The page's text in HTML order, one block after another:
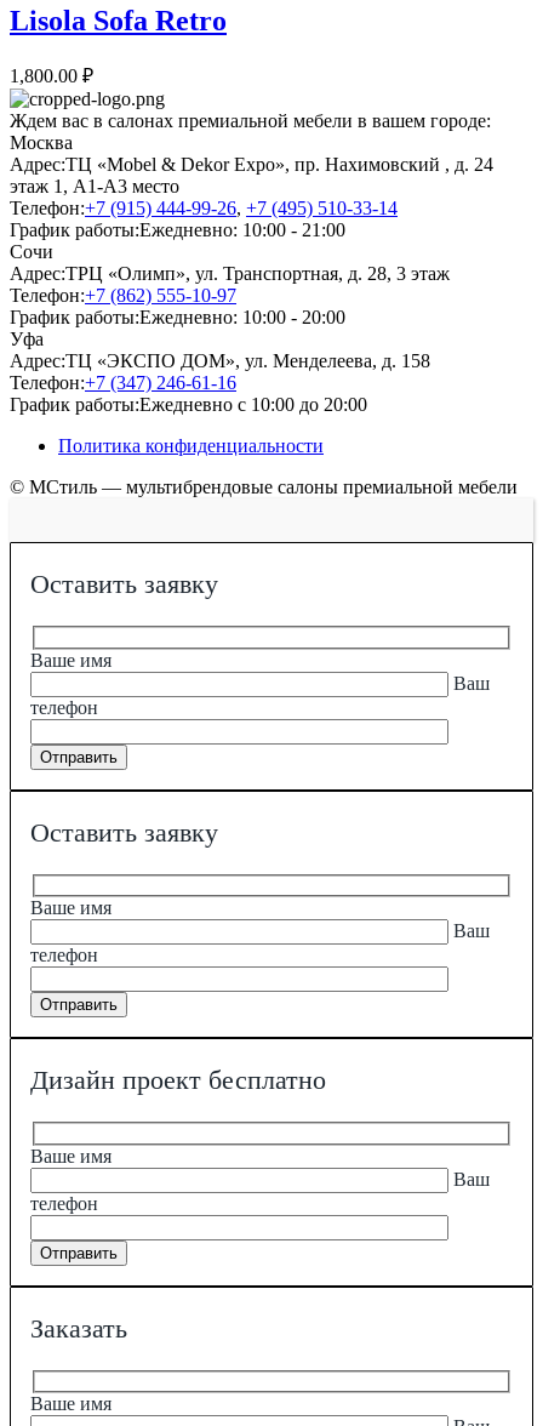
Lisola Sofa Retro
1,800.00 ₽
Ждем вас в салонах премиальной мебели в вашем городе:
Москва
Адрес:ТЦ «Mobel & Dekor Expo», пр. Нахимовский , д. 24
этаж 1, А1-А3 место
Телефон:+7 (915) 444-99-26, +7 (495) 510-33-14
График работы:Ежедневно: 10:00 - 21:00
Сочи
Адрес:ТРЦ «Олимп», ул. Транспортная, д. 28, 3 этаж
Телефон:+7 (862) 555-10-97
График работы:Ежедневно: 10:00 - 20:00
Уфа
Адрес:ТЦ «ЭКСПО ДОМ», ул. Менделеева, д. 158
Телефон:+7 (347) 246-61-16
График работы:Ежедневно с 10:00 до 20:00
Политика конфиденциальности
© МСтиль — мультибрендовые салоны премиальной мебели
Оставить заявку
Ваше имя
Ваш
телефон
Оставить заявку
Ваше имя
Ваш
телефон
Дизайн проект бесплатно
Ваше имя
Ваш
телефон
Заказать
Ваше имя